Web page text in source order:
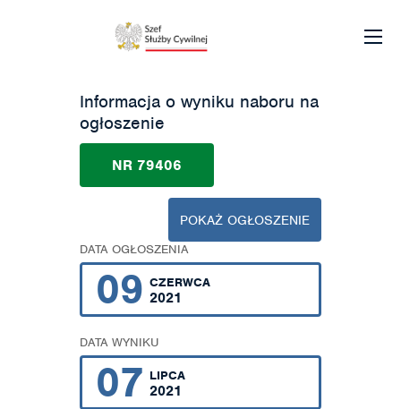
Informacja o wyniku naboru na
ogłoszenie
NR 79406
POKAŻ OGŁOSZENIE
DATA OGŁOSZENIA
09 CZERWCA
2021
DATA WYNIKU
07 LIPCA
2021